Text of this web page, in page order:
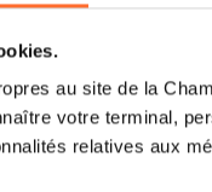
au site de la
votre terminal,
relatives aux